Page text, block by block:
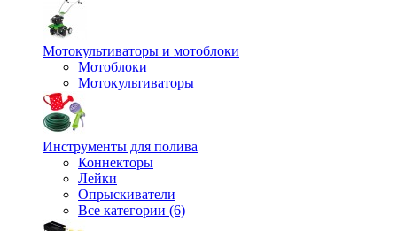
Мотокультиваторы и мотоблоки
Мотоблоки
Мотокультиваторы
Инструменты для полива
Коннекторы
Лейки
Опрыскиватели
Все категории (6)